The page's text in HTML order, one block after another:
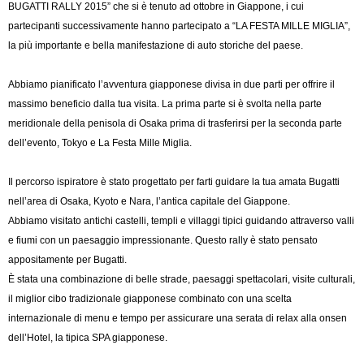
BUGATTI RALLY 2015” che si è tenuto ad ottobre in Giappone, i cui
partecipanti successivamente hanno partecipato a “LA FESTA MILLE MIGLIA”,
la più importante e bella manifestazione di auto storiche del paese.
Abbiamo pianificato l’avventura giapponese divisa in due parti per offrire il
massimo beneficio dalla tua visita. La prima parte si è svolta nella parte
meridionale della penisola di Osaka prima di trasferirsi per la seconda parte
dell’evento, Tokyo e La Festa Mille Miglia.
Il percorso ispiratore è stato progettato per farti guidare la tua amata Bugatti
nell’area di Osaka, Kyoto e Nara, l’antica capitale del Giappone.
Abbiamo visitato antichi castelli, templi e villaggi tipici guidando attraverso valli
e fiumi con un paesaggio impressionante. Questo rally è stato pensato
appositamente per Bugatti.
È stata una combinazione di belle strade, paesaggi spettacolari, visite culturali,
il miglior cibo tradizionale giapponese combinato con una scelta
internazionale di menu e tempo per assicurare una serata di relax alla onsen
dell’Hotel, la tipica SPA giapponese.